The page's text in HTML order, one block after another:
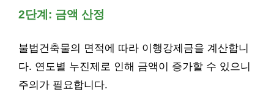
2단계: 금액 산정
불법건축물의 면적에 따라 이행강제금을 계산합니
다. 연도별 누진제로 인해 금액이 증가할 수 있으니
주의가 필요합니다.